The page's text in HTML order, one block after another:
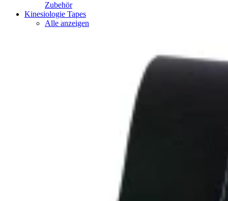
Zubehör
Kinesiologie Tapes
Alle anzeigen